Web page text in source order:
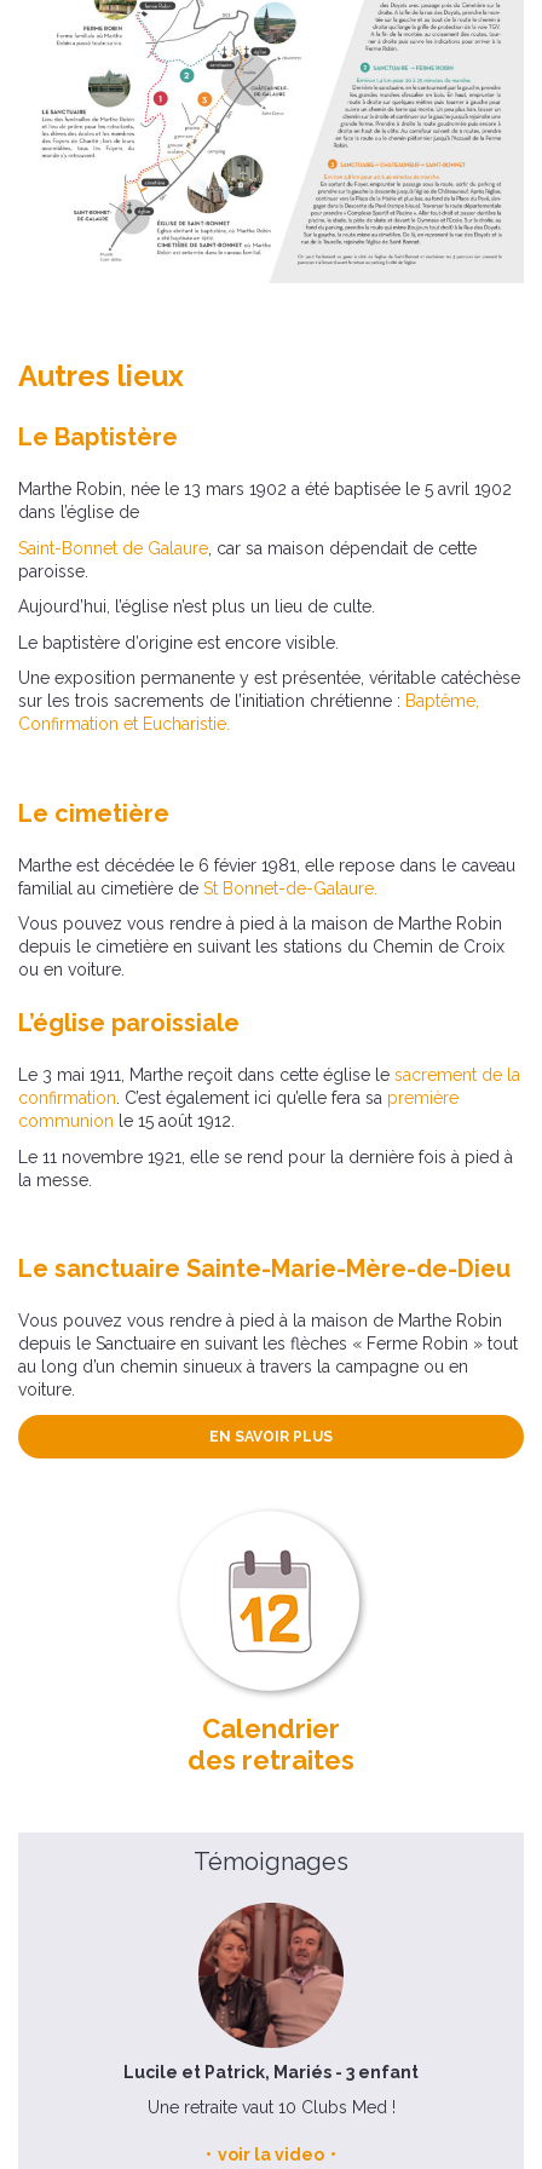
Autres lieux
Le Baptistère
Marthe Robin, née le 13 mars 1902 a été baptisée le 5 avril 1902
dans l’église de
Saint-Bonnet de Galaure , car sa maison dépendait de cette
paroisse.
Aujourd’hui, l’église n’est plus un lieu de culte.
Le baptistère d’origine est encore visible.
Une exposition permanente y est présentée, véritable catéchèse
sur les trois sacrements de l’initiation chrétienne : Baptême,
Confirmation et Eucharistie.
Le cimetière
Marthe est décédée le 6 févier 1981, elle repose dans le caveau
familial au cimetière de St Bonnet-de-Galaure.
Vous pouvez vous rendre à pied à la maison de Marthe Robin
depuis le cimetière en suivant les stations du Chemin de Croix
ou en voiture.
L’église paroissiale
Le 3 mai 1911, Marthe reçoit dans cette église le sacrement de la
confirmation . C’est également ici qu’elle fera sa première
communion le 15 août 1912.
Le 11 novembre 1921, elle se rend pour la dernière fois à pied à
la messe.
Le sanctuaire Sainte-Marie-Mère-de-Dieu
Vous pouvez vous rendre à pied à la maison de Marthe Robin
depuis le Sanctuaire en suivant les flèches « Ferme Robin » tout
au long d’un chemin sinueux à travers la campagne ou en
voiture.
EN SAVOIR PLUS
Calendrier
des retraites
Témoignages
Lucile et Patrick, Mariés - 3 enfant
Une retraite vaut 10 Clubs Med !
voir la video